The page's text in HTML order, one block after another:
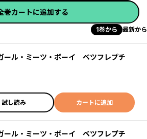
巻カートに追加する
1巻から 最新から
ール・ミーツ・ボーイ ベツフレプチ
試し読み カートに追加
ール・ミーツ・ボーイ ベツフレプチ